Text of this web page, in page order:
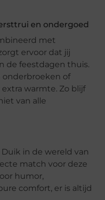
en ondergoed
met
ervoor dat jij
de feestdagen thuis.
onderbroeken of
warmte. Zo blijf
van alle
in de wereld van
match voor deze
humor,
comfort, er is altijd